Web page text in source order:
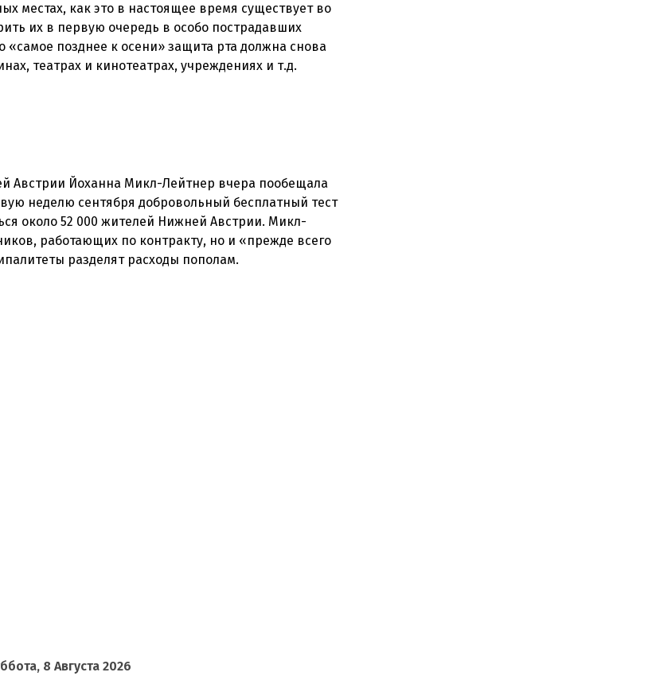
местах, как это в настоящее время существует во
их в первую очередь в особо пострадавших
«самое позднее к осени» защита рта должна снова
театрах и кинотеатрах, учреждениях и т.д.
Австрии Йоханна Микл-Лейтнер вчера пообещала
неделю сентября добровольный бесплатный тест
около 52 000 жителей Нижней Австрии. Микл-
работающих по контракту, но и «прежде всего
разделят расходы пополам.
8 Августа 2026